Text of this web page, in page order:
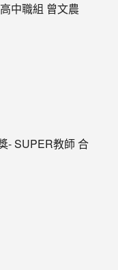
中職組 曾文農
- SUPER教師 合